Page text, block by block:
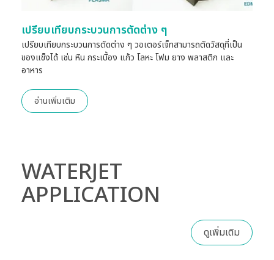
เปรียบเทียบกระบวนการตัดต่าง ๆ
เปรียบเทียบกระบวนการตัดต่าง ๆ วอเตอร์เจ็ทสามารถตัดวัสดุที่เป็น
ของแข็งได้ เช่น หิน กระเบื้อง แก้ว โลหะ โฟม ยาง พลาสติก และ
อาหาร
อ่านเพิ่มเติม
WATERJET
APPLICATION
ดูเพิ่มเติม